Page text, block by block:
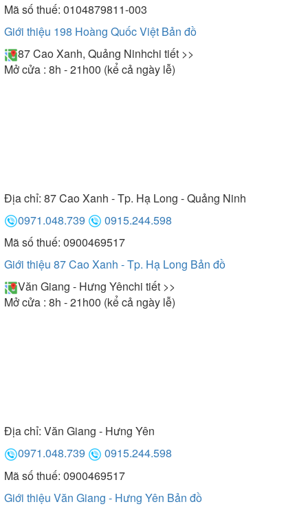
Mã số thuế: 0104879811-003
Giới thiệu 198 Hoàng Quốc Việt Bản đồ
87 Cao Xanh, Quảng Ninhchi tiết >>
Mở cửa : 8h - 21h00 (kể cả ngày lễ)
Địa chỉ: 87 Cao Xanh - Tp. Hạ Long - Quảng Ninh
0971.048.739
0915.244.598
Mã số thuế: 0900469517
Giới thiệu 87 Cao Xanh - Tp. Hạ Long Bản đồ
Văn Giang - Hưng Yênchi tiết >>
Mở cửa : 8h - 21h00 (kể cả ngày lễ)
Địa chỉ: Văn Giang - Hưng Yên
0971.048.739
0915.244.598
Mã số thuế: 0900469517
Giới thiệu Văn Giang - Hưng Yên Bản đồ